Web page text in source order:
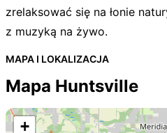
zrelaksować się na łonie
z muzyką na żywo.
MAPA I LOKALIZACJA
Mapa Huntsville
+